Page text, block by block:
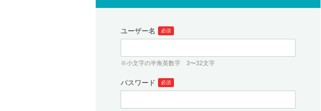
ユーザー名 必須
※小文字の半角英数字 3〜32文字
パスワード 必須